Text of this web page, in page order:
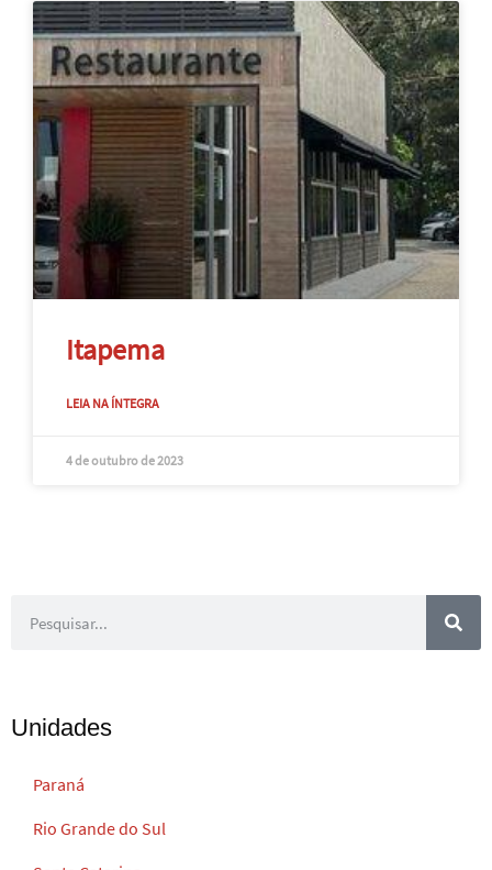
Itapema
LEIA NA ÍNTEGRA
4 de outubro de 2023
Unidades
Paraná
Rio Grande do Sul